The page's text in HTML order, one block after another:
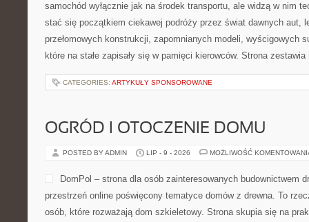
samochód wyłącznie jak na środek transportu, ale widzą w nim
stać się początkiem ciekawej podróży przez świat dawnych aut,
przełomowych konstrukcji, zapomnianych modeli, wyścigowych
które na stałe zapisały się w pamięci kierowców. Strona
CATEGORIES: ARTYKUŁY SPONSOROWANE
OGRÓD I OTOCZENIE DOMU
POSTED BY ADMIN LIP - 9 - 2026 MOŻLIWOŚĆ
DomPol – strona dla osób zainteresowanych budownictwem
przestrzeń online poświęcony tematyce domów z drewna. To
osób, które rozważają dom szkieletowy. Strona skupia się na